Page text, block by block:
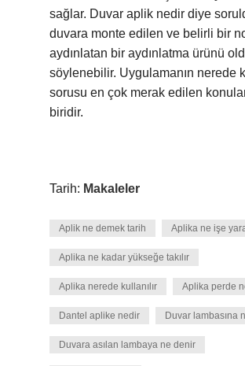
sağlar. Duvar aplik nedir diye
duvara monte edilen ve belirli bir
aydınlatan bir aydınlatma ürünü
söylenebilir. Uygulamanın nerede
sorusu en çok merak edilen
biridir.
Tarih: Makaleler
Aplik ne demek tarih Aplika ne işe
Aplika ne kadar yükseğe takılır
Aplika nerede kullanılır Aplika perde
Dantel aplike nedir Duvar lambasına
Duvara asılan lambaya ne denir